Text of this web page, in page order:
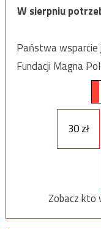
W sierpniu
Państwa wsparcie
Fundacji Magna
30 zł
Zobacz kto